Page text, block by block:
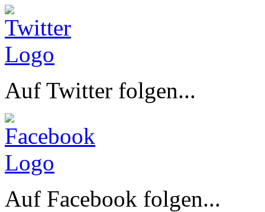
Auf Twitter folgen...
Auf Facebook folgen...